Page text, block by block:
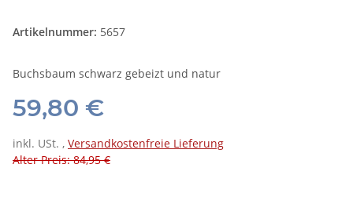
Artikelnummer: 5657
Buchsbaum schwarz gebeizt und natur
59,80 €
inkl. USt. , Versandkostenfreie Lieferung
Alter Preis: 84,95 €